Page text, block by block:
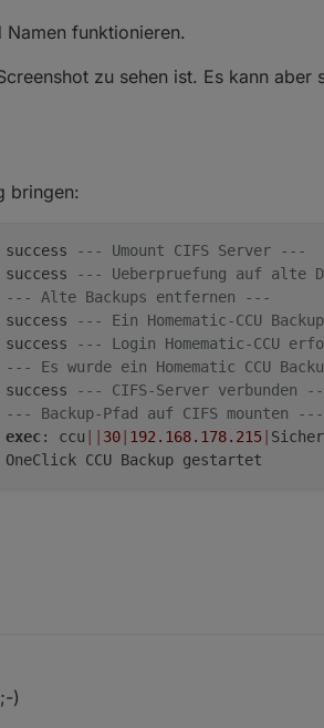
funktionieren.
zu sehen ist. Es kann aber
bringen:
	info	success
--- Umount CIFS Server ---
	info	success
--- Ueberpruefung auf alte
--- Alte Backups entfernen ---
	info	success
--- Ein Homematic-CCU
	info	success
--- Login Homematic-CCU
--- Es wurde ein Homematic CCU
	info	success
--- CIFS-Server verbunden
--- Backup-Pfad auf CIFS mounten ---
exec : ccu 30 192.168.178.215
	info	OneClick CCU Backup gestartet
)